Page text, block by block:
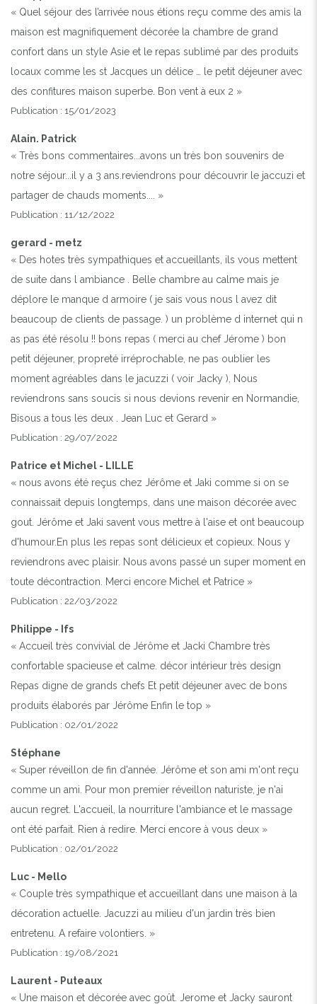
JARDIN AVEC JACUZZI EN SAISON
Previous
« Quel séjour des l’arrivée nous étions reçu comme des amis la
maison est magnifiquement décorée la chambre de grand
confort dans un style Asie et le repas sublimé par des produits
locaux comme les st Jacques un délice … le petit déjeuner avec
des confitures maison superbe. Bon vent à eux 2 »
Publication : 15/01/2023
Alain. Patrick
« Très bons commentaires...avons un très bon souvenirs de
notre séjour...il y a 3 ans.reviendrons pour découvrir le jaccuzi et
partager de chauds moments.... »
Publication : 11/12/2022
gerard - metz
« Des hotes très sympathiques et accueillants, ils vous mettent
de suite dans l ambiance . Belle chambre au calme mais je
déplore le manque d armoire ( je sais vous nous l avez dit
beaucoup de clients de passage. ) un problème d internet qui n
as pas été résolu !! bons repas ( merci au chef Jérome ) bon
petit déjeuner, propreté irréprochable, ne pas oublier les
moment agréables dans le jacuzzi ( voir Jacky ), Nous
reviendrons sans soucis si nous devions revenir en Normandie,
Bisous a tous les deux . Jean Luc et Gerard »
Publication : 29/07/2022
Patrice et Michel - LILLE
« nous avons été reçus chez Jérôme et Jaki comme si on se
connaissait depuis longtemps, dans une maison décorée avec
gout. Jérôme et Jaki savent vous mettre à l'aise et ont beaucoup
d'humour.En plus les repas sont délicieux et copieux. Nous y
reviendrons avec plaisir. Nous avons passé un super moment en
toute décontraction. Merci encore Michel et Patrice »
Publication : 22/03/2022
Philippe - Ifs
« Accueil très convivial de Jérôme et Jacki Chambre très
confortable spacieuse et calme. décor intérieur très design
Repas digne de grands chefs Et petit déjeuner avec de bons
produits élaborés par Jérôme Enfin le top »
Publication : 02/01/2022
Stéphane
« Super réveillon de fin d'année. Jérôme et son ami m'ont reçu
comme un ami. Pour mon premier réveillon naturiste, je n'ai
aucun regret. L'accueil, la nourriture l'ambiance et le massage
ont été parfait. Rien à redire. Merci encore à vous deux »
Publication : 02/01/2022
Luc - Mello
« Couple très sympathique et accueillant dans une maison à la
décoration actuelle. Jacuzzi au milieu d'un jardin très bien
entretenu. A refaire volontiers. »
Publication : 19/08/2021
Laurent - Puteaux
« Une maison et décorée avec goût. Jerome et Jacky sauront